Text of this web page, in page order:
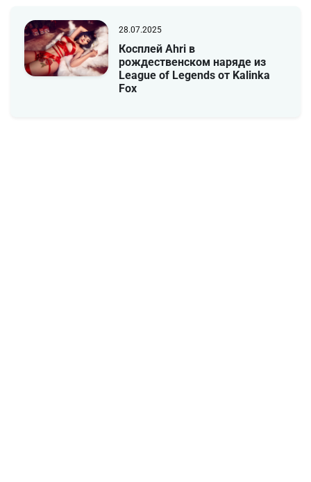
28.07.2025
Косплей Ahri в
рождественском наряде из
League of Legends от Kalinka
Fox